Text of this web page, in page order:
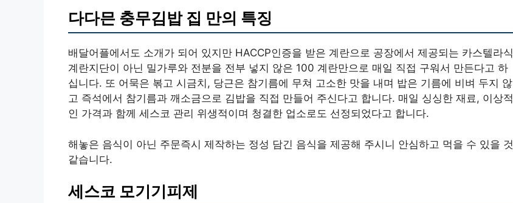
다다믄 충무김밥 집 만의 특징
배달어플에서도 소개가 되어 있지만 HACCP인증을 받은 계란으로 공장에서 제공되는 카스텔라식
계란지단이 아닌 밀가루와 전분을 전부 넣지 않은 100 계란만으로 매일 직접 구워서 만든다고 하
십니다. 또 어묵은 볶고 시금치, 당근은 참기름에 무쳐 고소한 맛을 내며 밥은 기름에 비벼 두지 않
고 즉석에서 참기름과 깨소금으로 김밥을 직접 만들어 주신다고 합니다. 매일 싱싱한 재료, 이상적
인 가격과 함께 세스코 관리 위생적이며 청결한 업소로도 선정되었다고 합니다.
해놓은 음식이 아닌 주문즉시 제작하는 정성 담긴 음식을 제공해 주시니 안심하고 먹을 수 있을 것
같습니다.
세스코 모기기피제